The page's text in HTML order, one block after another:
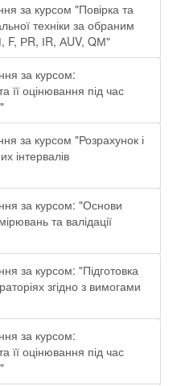
за курсом "Повірка та
техніки за обраним
РR, ІR, АUV, QМ"
за курсом:
її оцінювання під час
за курсом "Розрахунок і
інтервалів
за курсом: "Основи
та валідації
за курсом: "Підготовка
згідно з вимогами
за курсом:
її оцінювання під час